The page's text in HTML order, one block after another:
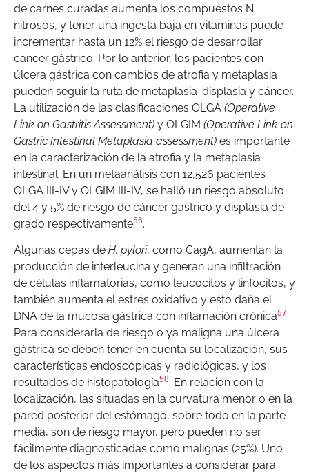
de carnes curadas aumenta los compuestos N
nitrosos, y tener una ingesta baja en vitaminas puede
incrementar hasta un 12% el riesgo de desarrollar
cáncer gástrico. Por lo anterior, los pacientes con
úlcera gástrica con cambios de atrofia y metaplasia
pueden seguir la ruta de metaplasia-displasia y cáncer.
La utilización de las clasificaciones OLGA (Operative
Link on Gastritis Assessment) y OLGIM (Operative Link on
Gastric Intestinal Metaplasia assessment) es importante
en la caracterización de la atrofia y la metaplasia
intestinal. En un metaanálisis con 12,526 pacientes
OLGA III-IV y OLGIM III-IV, se halló un riesgo absoluto
del 4 y 5% de riesgo de cáncer gástrico y displasia de
grado respectivamente56.
Algunas cepas de H. pylori, como CagA, aumentan la
producción de interleucina y generan una infiltración
de células inflamatorias, como leucocitos y linfocitos, y
también aumenta el estrés oxidativo y esto daña el
DNA de la mucosa gástrica con inflamación crónica57.
Para considerarla de riesgo o ya maligna una úlcera
gástrica se deben tener en cuenta su localización, sus
características endoscópicas y radiológicas, y los
resultados de histopatología58. En relación con la
localización, las situadas en la curvatura menor o en la
pared posterior del estómago, sobre todo en la parte
media, son de riesgo mayor, pero pueden no ser
fácilmente diagnosticadas como malignas (25%). Uno
de los aspectos más importantes a considerar para